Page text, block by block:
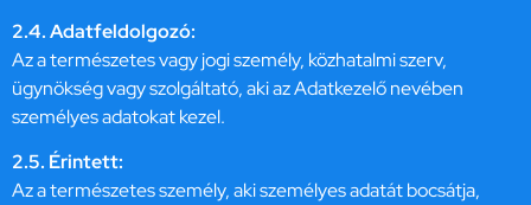
2.4. Adatfeldolgozó:
Az a természetes vagy jogi személy, közhatalmi szerv,
ügynökség vagy szolgáltató, aki az Adatkezelő nevében
személyes adatokat kezel.
2.5. Érintett:
Az a természetes személy, aki személyes adatát bocsátja,